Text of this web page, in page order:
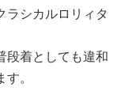
ラシカルロリィタ
段着としても違和
。